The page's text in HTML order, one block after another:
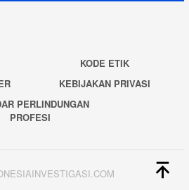
KODE ETIK
KEBIJAKAN PRIVASI
PERLINDUNGAN
PROFESI